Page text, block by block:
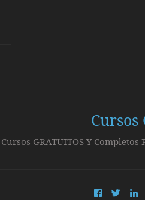
Cursos
Cursos GRATUITOS Y